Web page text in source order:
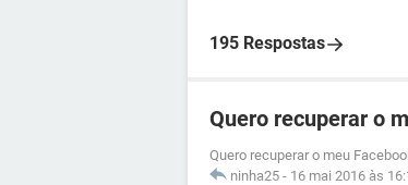
195 Respostas
Quero recuperar o
Quero recuperar o meu
ninha25 - 16 mai 2016 às